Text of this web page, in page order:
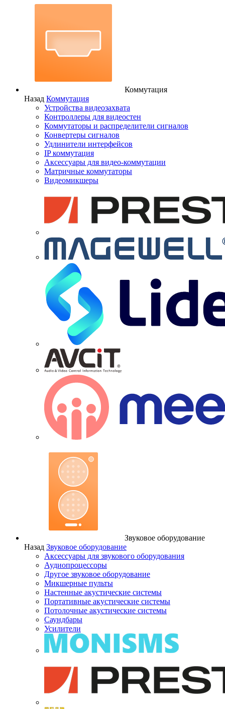
Коммутация
Назад Коммутация
Устройства видеозахвата
Контроллеры для видеостен
Коммутаторы и распределители сигналов
Конвертеры сигналов
Удлинители интерфейсов
IP коммутация
Аксессуары для видео-коммутации
Матричные коммутаторы
Видеомикшеры
Звуковое оборудование
Назад Звуковое оборудование
Аксессуары для звукового оборудования
Аудиопроцессоры
Другое звуковое оборудование
Микшерные пульты
Настенные акустические системы
Портативные акустические системы
Потолочные акустические системы
Саундбары
Усилители